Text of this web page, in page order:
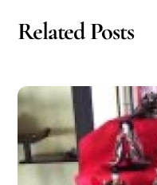
Related Posts